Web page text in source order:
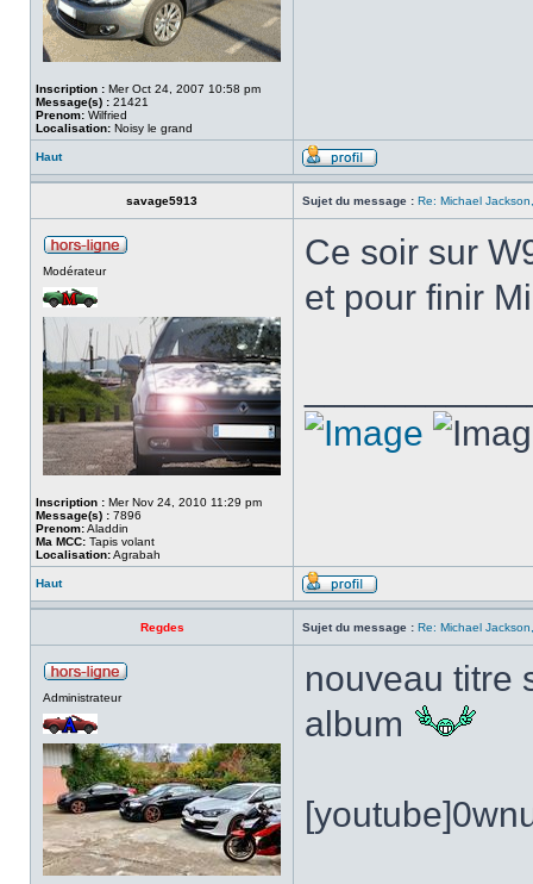
Inscription : Mer Oct 24, 2007 10:58 pm
Message(s) : 21421
Prenom: Wilfried
Localisation: Noisy le grand
Haut
savage5913 Sujet du message : Re: Michael
Modérateur
Inscription : Mer Nov 24, 2010 11:29 pm
Message(s) : 7896
Prenom:Aladdin
Ma MCC: Tapis volant
Localisation:Agrabah
Ce soir sur
et pour finir
Haut
Regdes Sujet du message : Re: Michael
Administrateur
nouveau titre
album